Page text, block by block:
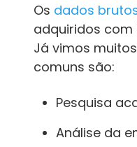
Os dados
adquiridos com
Já vimos
comuns são:
Pesquisa
Análise da